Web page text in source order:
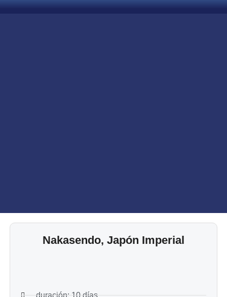
Nakasendo, Japón Imperial
duración: 10 días